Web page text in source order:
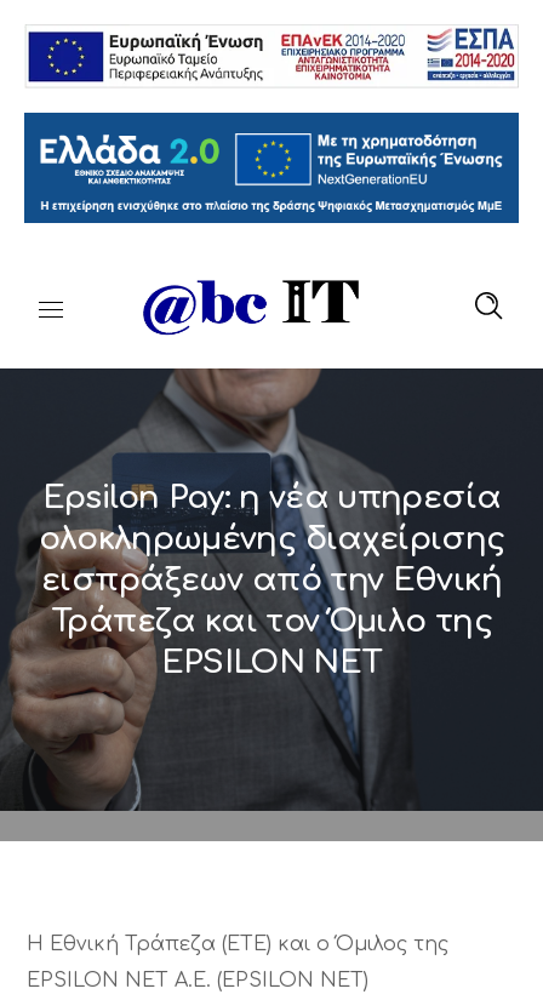
Epsilon Pay: η νέα υπηρεσία
ολοκληρωμένης διαχείρισης
εισπράξεων από την Εθνική
Τράπεζα και τον Όμιλο της
EPSILON NET
Η Εθνική Τράπεζα (ΕΤΕ) και ο Όμιλος της
EPSILON NET Α.Ε. (ΕPSILON NET)